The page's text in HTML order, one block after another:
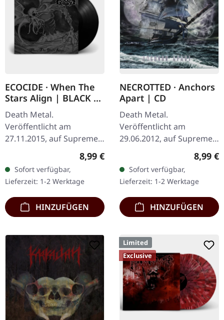
ECOCIDE · When The
Stars Align | BLACK 7"
EP
Death Metal.
Veröffentlicht am
27.11.2015, auf Supreme
Chaos Records. Schweres
schwarzes 7" Vinyl im
dicken Cover. Limitiert auf
200 handnummerierte…
Regulärer Preis:
8,99 €
Sofort verfügbar,
Lieferzeit: 1-2 Werktage
HINZUFÜGEN
NECROTTED · Anchors
Apart | CD
Death Metal.
Veröffentlicht am
29.06.2012, auf Supreme
Chaos Records. CD im
Jewelcase mit 8-seitigem
Booklet. Hier gibt es nicht
weniger als modernen…
8,99 €
Sofort verfügbar,
Lieferzeit: 1-2 Werktage
HINZUFÜGEN
Limited
Exclusive